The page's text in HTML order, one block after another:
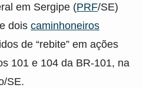
em Sergipe (PRF/SE)
dois caminhoneiros
de “rebite” em ações
101 e 104 da BR-101, na
SE.